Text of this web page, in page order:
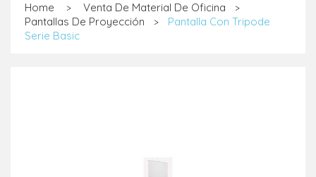
Home > Venta De Material De Oficina >
Pantallas De Proyección >
Pantalla Con Tripode
Serie Basic